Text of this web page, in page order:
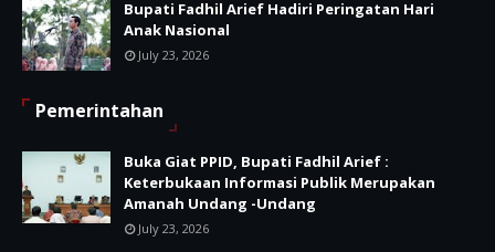
Bupati Fadhil Arief Hadiri Peringatan Hari
Anak Nasional
July 23, 2026
Pemerintahan
Buka Giat PPID, Bupati Fadhil Arief :
Keterbukaan Informasi Publik Merupakan
Amanah Undang -Undang
July 23, 2026